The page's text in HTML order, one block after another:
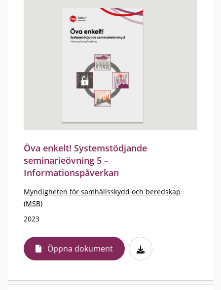
Öva enkelt! Systemstödjande
seminarieövning 5 –
Informationspåverkan
Myndigheten för samhällsskydd och beredskap
(MSB)
2023
Öppna dokument